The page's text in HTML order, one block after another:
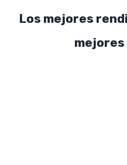
Los mejores